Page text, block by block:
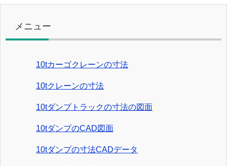
メニュー
10tカーゴクレーンの寸法
10tクレーンの寸法
10tダンプトラックの寸法の図面
10tダンプのCAD図面
10tダンプの寸法CADデータ